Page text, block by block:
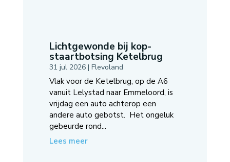
Lichtgewonde bij kop-
staartbotsing Ketelbrug
31 jul 2026| Flevoland
Vlak voor de Ketelbrug, op de A6
vanuit Lelystad naar Emmeloord, is
vrijdag een auto achterop een
andere auto gebotst. Het ongeluk
gebeurde rond...
Lees meer